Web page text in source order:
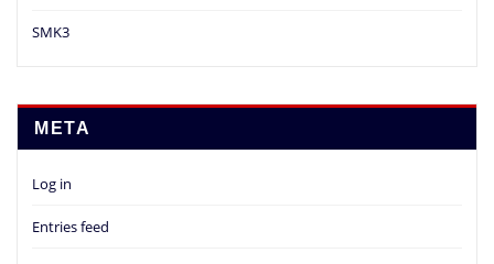
SMK3
META
Log in
Entries feed